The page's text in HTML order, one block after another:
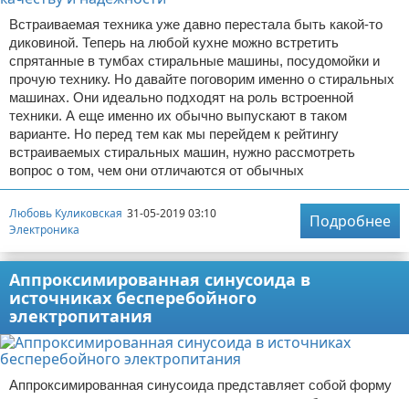
Встраиваемая техника уже давно перестала быть какой-то
диковиной. Теперь на любой кухне можно встретить
спрятанные в тумбах стиральные машины, посудомойки и
прочую технику. Но давайте поговорим именно о стиральных
машинах. Они идеально подходят на роль встроенной
техники. А еще именно их обычно выпускают в таком
варианте. Но перед тем как мы перейдем к рейтингу
встраиваемых стиральных машин, нужно рассмотреть
вопрос о том, чем они отличаются от обычных
Любовь Куликовская 31-05-2019 03:10
Электроника
Подробнее
Аппроксимированная синусоида в
источниках бесперебойного
электропитания
Аппроксимированная синусоида представляет собой форму